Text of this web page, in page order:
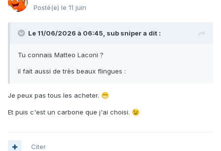
Posté(e) le 11 juin
Le 11/06/2026 à 06:45, sub snipera dit :
Tu connais Matteo Laconi ?
il fait aussi de très beaux flingues :
Je peux pas tous les acheter. 😁
Et puis c'est un carbone que j'ai choisi. 😉
Citer